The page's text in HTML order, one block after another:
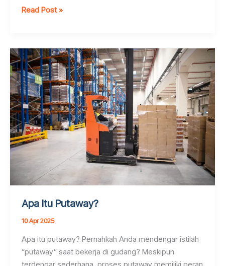
Jenis
Read Post »
Apa Itu Putaway?
10 Apr 2025
Apa itu putaway? Pernahkah Anda mendengar istilah
“putaway” saat bekerja di gudang? Meskipun